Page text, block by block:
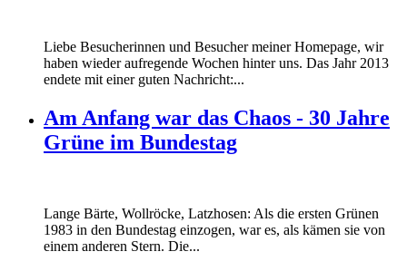
Liebe Besucherinnen und Besucher meiner Homepage, wir
haben wieder aufregende Wochen hinter uns. Das Jahr 2013
endete mit einer guten Nachricht:...
Am Anfang war das Chaos - 30 Jahre
Grüne im Bundestag
Lange Bärte, Wollröcke, Latzhosen: Als die ersten Grünen
1983 in den Bundestag einzogen, war es, als kämen sie von
einem anderen Stern. Die...